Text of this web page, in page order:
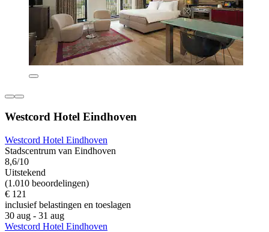
Westcord Hotel Eindhoven
Westcord Hotel Eindhoven
Stadscentrum van Eindhoven
8,6/10
Uitstekend
(1.010 beoordelingen)
€ 121
inclusief belastingen en toeslagen
30 aug - 31 aug
Westcord Hotel Eindhoven